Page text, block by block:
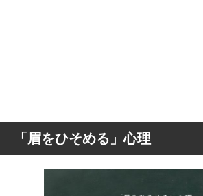
「眉をひそめる」心理